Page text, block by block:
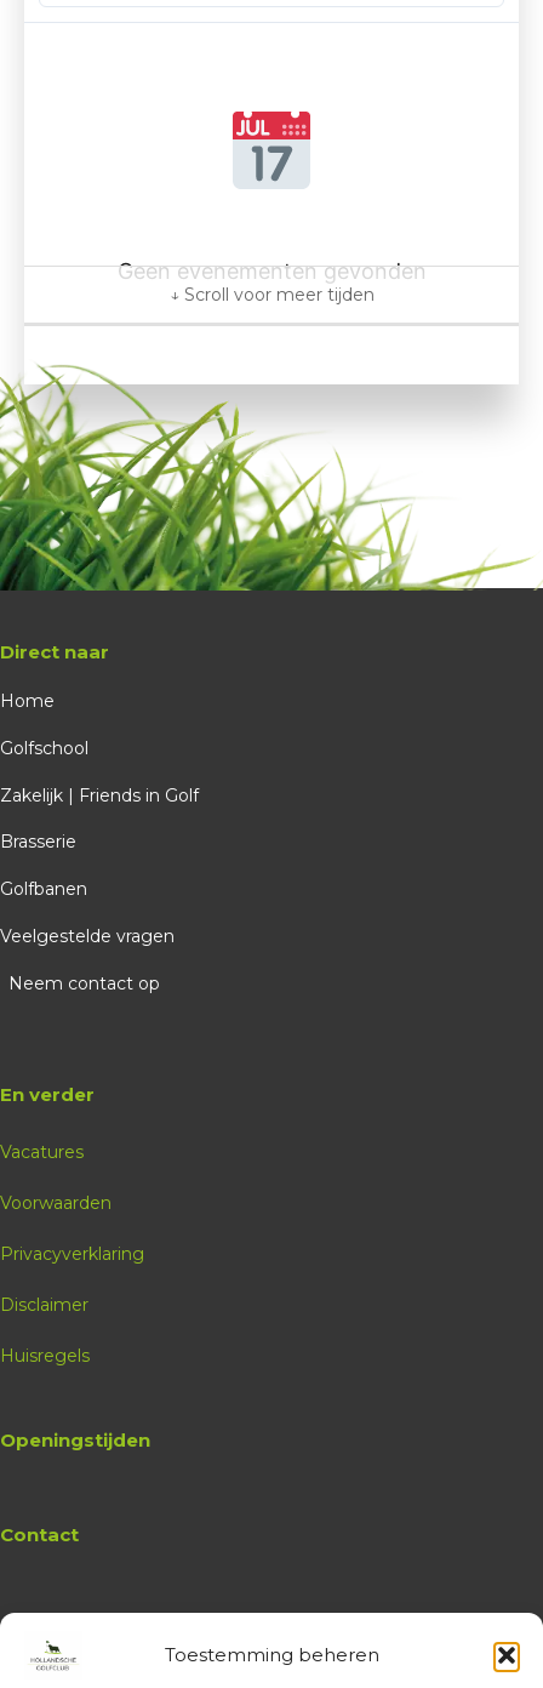
Toestemming beheren
Geen evenementen gevonden
Direct naar
Home
Golfschool
Zakelijk | Friends in Golf
Brasserie
Golfbanen
Veelgestelde vragen
Neem contact op
En verder
Vacatures
Voorwaarden
Privacyverklaring
Disclaimer
Huisregels
Openingstijden
Contact
WebsiteHollandsche Golfclub